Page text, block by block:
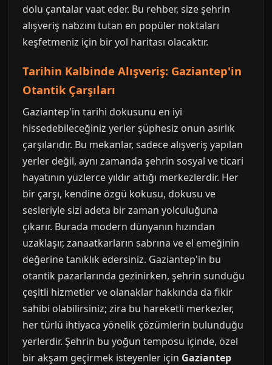
dolu çantalar vaat eder. Bu rehber, size şehrin
alışveriş nabzını tutan en popüler noktaları
keşfetmeniz için bir yol haritası olacaktır.
Tarihin Kalbinde Alışveriş: Gaziantep'in
Otantik Çarşıları
Gaziantep'in tarihi dokusunu en iyi
hissedebileceğiniz yerler şüphesiz onun asırlık
çarşılarıdır. Bu mekanlar, sadece alışveriş yapılan
yerler değil, aynı zamanda şehrin sosyal ve ticari
hayatının yüzlerce yıldır attığı merkezlerdir. Her
bir çarşı, kendine özgü kokusu, dokusu ve
sesleriyle sizi adeta bir zaman yolculuğuna
çıkarır. Burada modern dünyanın hızından
uzaklaşır, zanaatkarların sabrına ve el emeğinin
değerine tanıklık edersiniz. Gaziantep'in bu
otantik pazarlarında gezinirken, şehrin sunduğu
çeşitli hizmetler ve olanaklar hakkında da fikir
sahibi olabilirsiniz; zira bu hareketli merkezler,
her türlü ihtiyaca yönelik çözümlerin bulunduğu
yerlerdir. Şehrin bu yoğun temposu içinde, özel
bir akşam geçirmek isteyenler için Gaziantep